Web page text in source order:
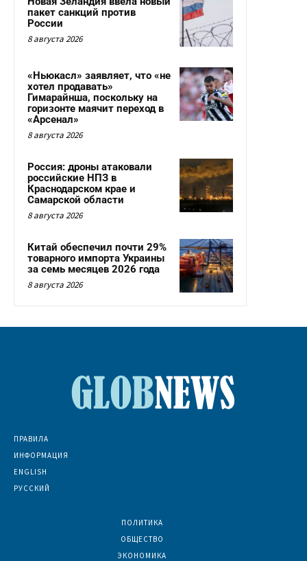
пакет санкций против
России
8 августа 2026
«Ньюкасл» заявляет, что «не
хотел продавать»
Гимарайнша, поскольку на
горизонте маячит переход в
«Арсенал»
8 августа 2026
Россия: дроны атаковали
российские НПЗ в
Краснодарском крае и
Самарской области
8 августа 2026
Китай обеспечил почти 29%
товарного импорта Украины
за семь месяцев 2026 года
8 августа 2026
ПРАВИЛА
ИНФОРМАЦИЯ
ENGLISH
РУССКИЙ
ПОЛИТИКА
ОБЩЕСТВО
ЭКОНОМИКА